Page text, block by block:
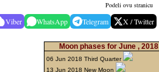
Podeli ovu stranicu
Viber WhatsApp Telegram X / Twitter
Moon phases for June , 2018
06 Jun 2018 Third Quarter
13 Jun 2018 New Moon